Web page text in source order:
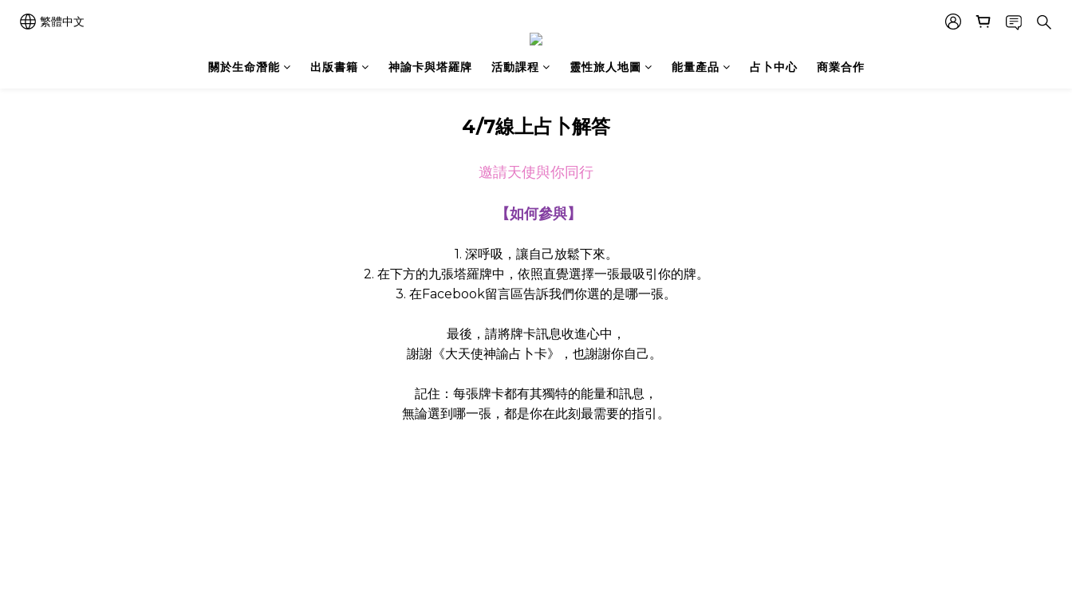
繁體中文
關於生命潛能 出版書籍 神諭卡與塔羅牌 活動課程 靈性旅人地圖 能量產品 占卜中心 商業合作
4/7線上占卜解答
邀請天使與你同行
【如何參與】
1. 深呼吸，讓自己放鬆下來。
2. 在下方的九張塔羅牌中，依照直覺選擇一張最吸引你的牌。
3. 在Facebook留言區告訴我們你選的是哪一張。
最後，請將牌卡訊息收進心中，
謝謝《大天使神諭占卜卡》，也謝謝你自己。
記住：每張牌卡都有其獨特的能量和訊息，
無論選到哪一張，都是你在此刻最需要的指引。